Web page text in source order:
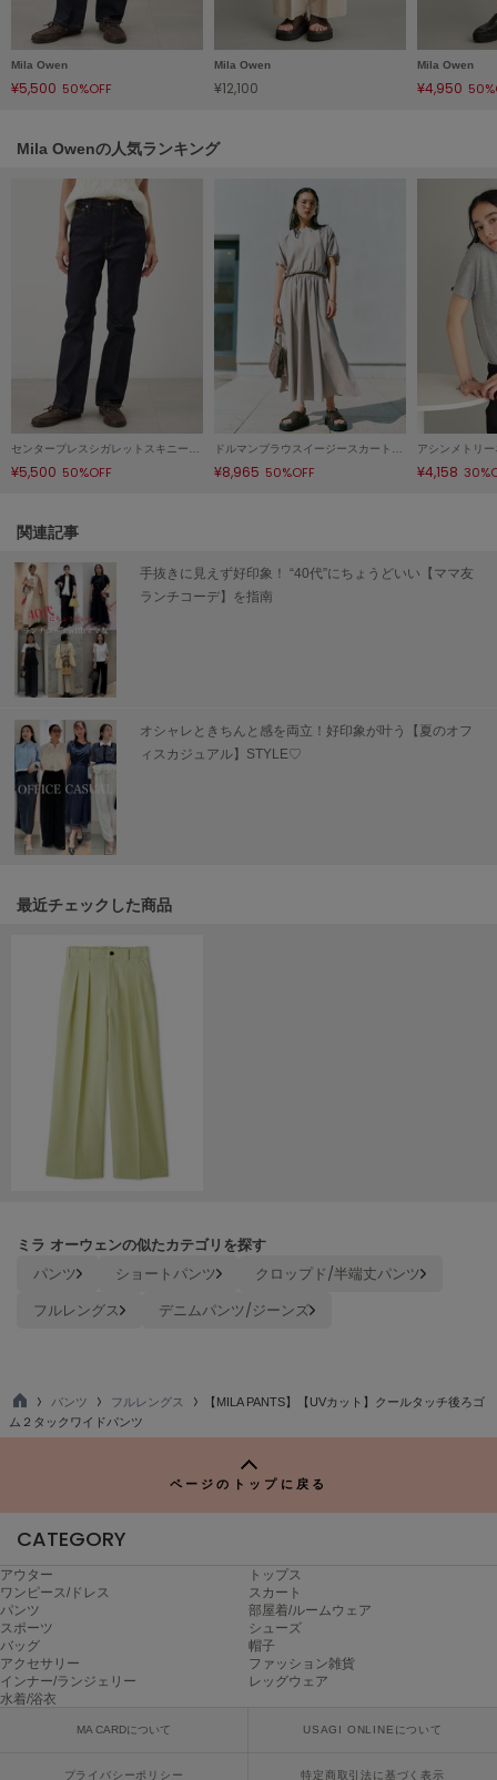
made of Organics
メイドオブオーガニクス
MIESROHE
ミースロエ
miies miim
ミーエスミーム
Mila Owen
ミラオーウェン
MOIGE
モワージュ
MUCHA
ミュシャ
NEW Balance
ニューバランス
nezu
ネズ
NIKE
ナイキ
NOWNS
ナウンス
null.
ヌル
オン
Onitsuka Tiger
PATRICK
Philly chocolate
フィリーチョコレート
ポローラ
サロモン
sanrio house
サンリオハウス
SESAME STREET MARKET
セサミストリートマーケット
Mila Owen
¥5,500 50%OFF
Mila Owen
¥12,100
Mila Owen
¥4,950
Mila Owenの人気ランキング
センタープレスシガレットスキニーデニムパンツ
¥5,500 50%OFF
ドルマンブラウスイージースカートＳＥＴＵＰ
¥8,965 50%OFF
アシンメトリ
¥4,158
関連記事
手抜きに見えず好印象！ “40代”にちょうどいい【ママ友
ランチコーデ】を指南
オシャレときちんと感を両立！好印象が叶う【夏のオフ
ィスカジュアル】STYLE♡
最近チェックした商品
ミラ オーウェンの似たカテゴリを探す
パンツ ショートパンツ
クロップド/半端丈パンツ
フルレングス
デニムパンツ/ジーンズ
TO
P
パンツ フルレングス
【MILA PANTS】【UVカット】クールタッチ後ろゴ
ム２タックワイドパンツ
ページのトップに戻る
CATEGORY
アウター
トップス
ワンピース/ドレス
スカート
パンツ
部屋着/ルームウェア
スポーツ
シューズ
バッグ
帽子
アクセサリー
ファッション雑貨
インナー/ランジェリー
レッグウェア
水着/浴衣
MA CARDについて USAGI ONLINEについて
プライバシーポリシー 特定商取引法に基づく表示